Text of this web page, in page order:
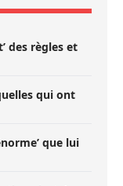
des règles et
qui ont
que lui